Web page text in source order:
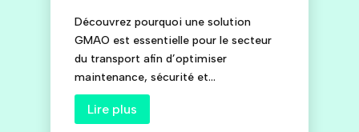
Découvrez pourquoi une solution
GMAO est essentielle pour le secteur
du transport afin d’optimiser
maintenance, sécurité et...
Lire plus